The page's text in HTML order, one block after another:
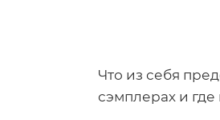
Что из себя
сэмплерах и где